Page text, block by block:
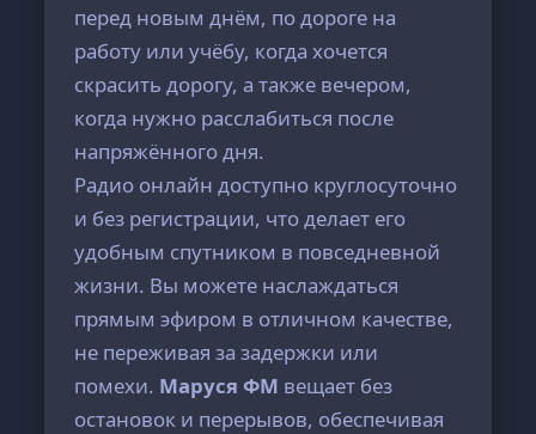
перед новым днём, по дороге на
работу или учёбу, когда хочется
скрасить дорогу, а также вечером,
когда нужно расслабиться после
напряжённого дня.
Радио онлайн доступно круглосуточно
и без регистрации, что делает его
удобным спутником в повседневной
жизни. Вы можете наслаждаться
прямым эфиром в отличном качестве,
не переживая за задержки или
помехи. Маруся ФМ вещает без
остановок и перерывов, обеспечивая